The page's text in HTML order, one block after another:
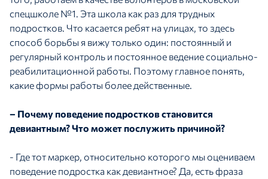
спецшколе №1. Эта школа как раз для трудных
подростков. Что касается ребят на улицах, то здесь
способ борьбы я вижу только один: постоянный и
регулярный контроль и постоянное ведение социально-
реабилитационной работы. Поэтому главное понять,
какие формы работы более действенные.
– Почему поведение подростков становится
девиантным? Что может послужить причиной?
- Где тот маркер, относительно которого мы оцениваем
поведение подростка как девиантное? Да, есть фраза